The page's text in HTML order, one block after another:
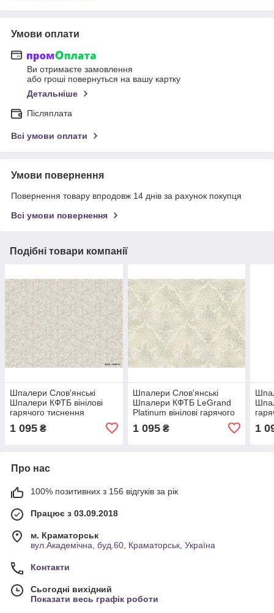
Умови оплати
Ви отримаєте замовлення
або гроші повернуться на вашу картку
Детальніше
Післяплата
Всі умови оплати
Умови повернення
Повернення товару впродовж 14 днів за рахунок покупця
Всі умови повернення
Подібні товари компанії
Шпалери Слов'янські
Шпалери КФТБ вінілові
гарячого тиснення
9В122 Габардин 2 1536-
1 095 ₴
Шпалери Слов'янські
Шпалери КФТБ LeGrand
Platinum вінілові гарячого
10м*1,06 9В122 1562-02
1 095₴ 1
Про нас
100% позитивних з 156 відгуків за рік
Працює з 03.09.2018
м. Краматорськ
вул.Академічна, буд.60, Краматорськ, Україна
Контакти
Сьогодні вихідний
Показати весь графік роботи